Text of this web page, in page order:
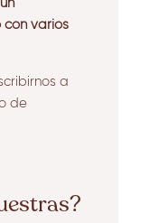
varios
a
de